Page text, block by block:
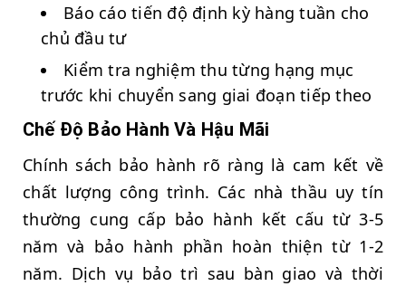
Báo cáo tiến độ định kỳ hàng tuần cho
chủ đầu tư
Kiểm tra nghiệm thu từng hạng mục
trước khi chuyển sang giai đoạn tiếp theo
Chế Độ Bảo Hành Và Hậu Mãi
Chính sách bảo hành rõ ràng là cam kết về
chất lượng công trình. Các nhà thầu uy tín
thường cung cấp bảo hành kết cấu từ 3-5
năm và bảo hành phần hoàn thiện từ 1-2
năm. Dịch vụ bảo trì sau bàn giao và thời